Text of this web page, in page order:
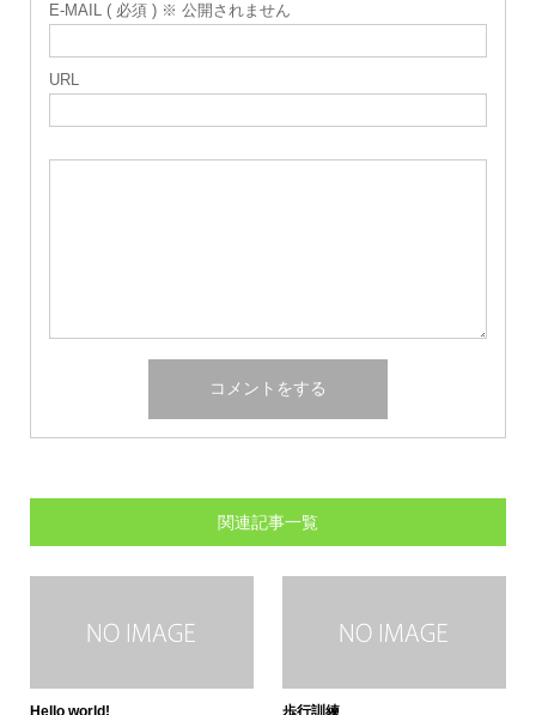
E-MAIL ( 必須 ) ※ 公開されません
URL
関連記事一覧
Hello world! 歩行訓練